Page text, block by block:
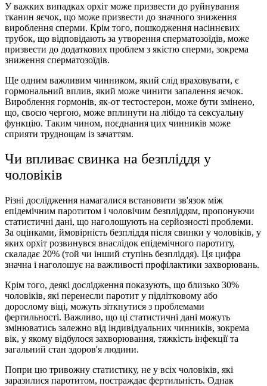
У важких випадках орхіт може призвести до руйнування
тканин яєчок, що може призвести до значного зниження
вироблення сперми. Крім того, пошкодження насіннєвих
трубок, що відповідають за утворення сперматозоїдів, може
призвести до додаткових проблем з якістю сперми, зокрема
зниження сперматозоїдів.
Ще одним важливим чинником, який слід враховувати, є
гормональний вплив, який може чинити запалення яєчок.
Вироблення гормонів, як-от тестостерон, може бути змінено,
що, своєю чергою, може вплинути на лібідо та сексуальну
функцію. Таким чином, поєднання цих чинників може
сприяти труднощам із зачаттям.
Чи впливає свинка на безпліддя у
чоловіків
Різні дослідження намагалися встановити зв'язок між
епідемічним паротитом і чоловічим безпліддям, пропонуючи
статистичні дані, що наголошують на серйозності проблеми.
За оцінками, ймовірність безпліддя після свинки у чоловіків, у
яких орхіт розвинувся внаслідок епідемічного паротиту,
скаладає 20% (той чи інший ступінь безпліддя). Ця цифра
значна і наголошує на важливості профілактики захворювань.
Крім того, деякі дослідження показують, що близько 30%
чоловіків, які перенесли паротит у підлітковому або
дорослому віці, можуть зіткнутися з проблемами
фертильності. Важливо, що ці статистичні дані можуть
змінюватись залежно від індивідуальних чинників, зокрема
вік, у якому відбулося захворювання, тяжкість інфекції та
загальний стан здоров'я людини.
Попри цю тривожну статистику, не у всіх чоловіків, які
заразилися паротитом, постраждає фертильність. Однак